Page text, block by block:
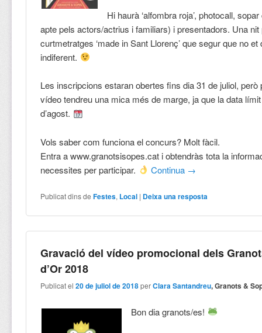
Hi haurà ‘alfombra roja’, photocall,
apte pels actors/actrius i familiars) i presentadors. Una nit
curtmetratges ‘made in Sant Llorenç’ que segur que no et
indiferent.
Les inscripcions estaran obertes fins dia 31 de juliol, però
vídeo tendreu una mica més de marge, ja que la data
d’agost.
Vols saber com funciona el concurs? Molt fàcil.
Entra a www.granotsisopes.cat i obtendràs tota la
necessites per participar.
Continua →
Publicat dins de Festes, Local | Deixa una resposta
Gravació del vídeo promocional dels
d’Or 2018
Publicat el20 de juliol de 2018 perClara Santandreu, Granots &
Bon dia granots/es!